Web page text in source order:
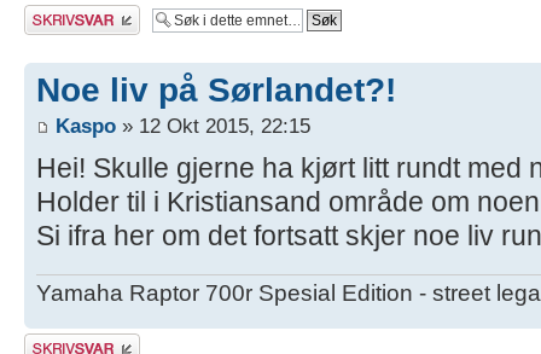
Skriv et svar
Noe liv på Sørlandet?!
Kaspo » 12 Okt 2015, 22:15
Hei! Skulle gjerne ha kjørt litt rundt med
Holder til i Kristiansand område om
Si ifra her om det fortsatt skjer noe liv
Yamaha Raptor 700r Spesial Edition - street
Skriv et svar